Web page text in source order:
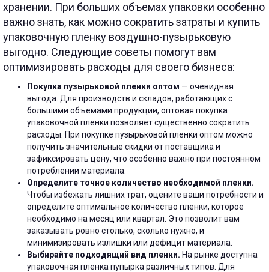
хранении. При больших объемах упаковки особенно
важно знать, как можно сократить затраты и купить
упаковочную пленку воздушно-пузырьковую
выгодно. Следующие советы помогут вам
оптимизировать расходы для своего бизнеса:
Покупка пузырьковой пленки оптом — очевидная
выгода. Для производств и складов, работающих с
большими объемами продукции, оптовая покупка
упаковочной пленки позволяет существенно сократить
расходы. При покупке пузырьковой пленки оптом можно
получить значительные скидки от поставщика и
зафиксировать цену, что особенно важно при постоянном
потреблении материала.
Определите точное количество необходимой пленки.
Чтобы избежать лишних трат, оцените ваши потребности и
определите оптимальное количество пленки, которое
необходимо на месяц или квартал. Это позволит вам
заказывать ровно столько, сколько нужно, и
минимизировать излишки или дефицит материала.
Выбирайте подходящий вид пленки. На рынке доступна
упаковочная пленка пупырка различных типов. Для